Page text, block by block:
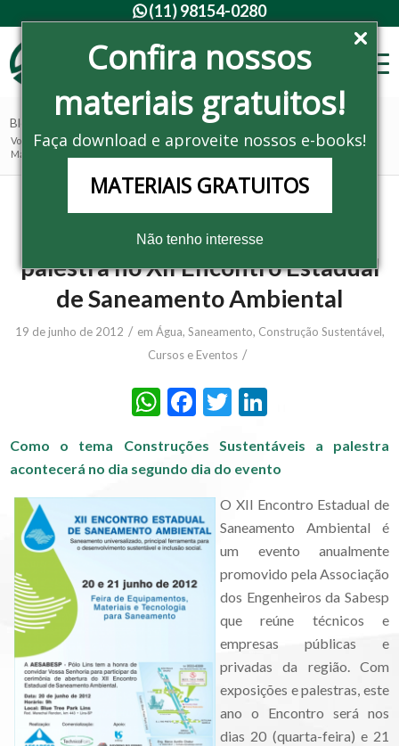
Confira nossos
materiais gratuitos!
Faça download e aproveite nossos e-books!
MATERIAIS GRATUITOS
Não tenho interesse
(11) 98154-0280
Blog - Últimas notícias
Você está aqui: Home / Noticias / Água, Saneamento /
Master Ambiental ministra palestra no XII Encontro Estadual de Saneamento...
Master Ambiental ministra
palestra no XII Encontro Estadual
de Saneamento Ambiental
19 de junho de 2012 / em Água, Saneamento, Construção Sustentável,
Cursos e Eventos /
WhatsApp
Facebook
Twitter
Como o tema Construções Sustentáveis a palestra
acontecerá no dia segundo dia do evento
O XII Encontro Estadual de
Saneamento Ambiental é
um evento anualmente
promovido pela Associação
dos Engenheiros da Sabesp
que reúne técnicos e
empresas públicas e
privadas da região. Com
exposições e palestras, este
ano o Encontro será nos
dias 20 (quarta-feira) e 21